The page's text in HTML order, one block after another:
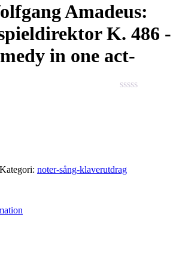
Amadeus:
K. 486 -
in one act-
Kategori: noter-sång-klaverutdrag